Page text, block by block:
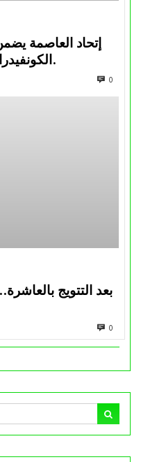
إتحاد العاصمة
الكونفيدرالية الإفريقية الموسم القادم.
0
بعد التتويج
0